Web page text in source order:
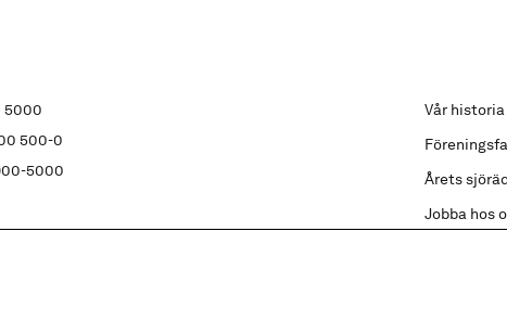
5000
500-0
5000
Vår historia
Årets
Jobba hos